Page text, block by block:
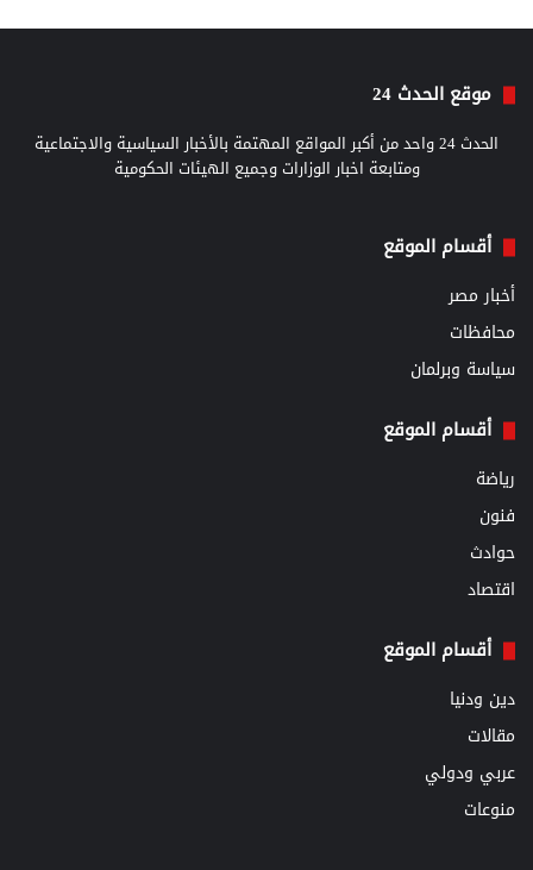
موقع الحدث 24
الحدث 24 واحد من أكبر المواقع المهتمة بالأخبار السياسية والاجتماعية
ومتابعة اخبار الوزارات وجميع الهيئات الحكومية
أقسام الموقع
أخبار مصر
محافظات
سياسة وبرلمان
أقسام الموقع
رياضة
فنون
حوادث
اقتصاد
أقسام الموقع
دين ودنيا
مقالات
عربي ودولي
منوعات